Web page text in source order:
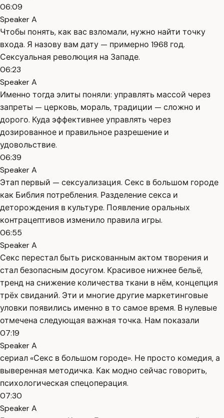
06:09
Speaker A
Чтобы понять, как вас взломали, нужно найти точку
входа. Я назову вам дату — примерно 1968 год.
Сексуальная революция на Западе.
06:23
Speaker A
Именно тогда элиты поняли: управлять массой через
запреты — церковь, мораль, традиции — сложно и
дорого. Куда эффективнее управлять через
дозированное и правильное разрешение и
удовольствие.
06:39
Speaker A
Этап первый — сексуализация. Секс в большом городе
как Библия потребления. Разделение секса и
деторождения в культуре. Появление оральных
контрацептивов изменило правила игры.
06:55
Speaker A
Секс перестал быть рискованным актом творения и
стал безопасным досугом. Красивое нижнее бельё,
тренд на снижение количества ткани в нём, концепция
трёх свиданий. Эти и многие другие маркетинговые
уловки появились именно в то самое время. В нулевые
отмечена следующая важная точка. Нам показали
07:19
Speaker A
сериал «Секс в большом городе». Не просто комедия, а
выверенная методичка. Как модно сейчас говорить,
психологическая спецоперация.
07:30
Speaker A